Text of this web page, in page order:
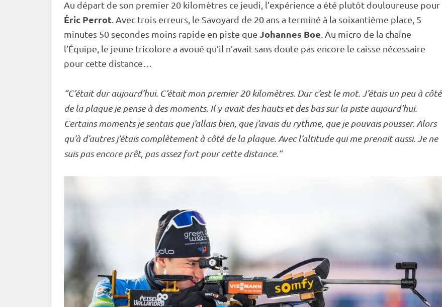
Au départ de son premier 20 kilomètres ce jeudi, l’expérience a été plutôt douloureuse pour
Éric Perrot . Avec trois erreurs, le Savoyard de 20 ans a terminé à la soixantième place, 5
minutes 50 secondes moins rapide en piste que Johannes Boe . Au micro de la chaîne
l’Équipe, le jeune tricolore a avoué qu’il n’avait sans doute pas encore le caisse nécessaire
pour cette distance…
“C’était dur aujourd’hui. C’était mon premier 20 kilomètres. Dur c’est le mot. J’étais un peu à côté
de la plaque je pense à des moments. Il y avait des hauts et des bas sur lapisteaujourd’hui.
Certains moments je sentais que j’allais bien, que j’avais du rythme, que je pouvais pousser. Alors
qu’à d’autres j’étais complètement à côté de la plaque. Avec l’altitude qui me prenait aussi. Je ne
suis pas encore prêt, pas assez fort pour cette distance.”